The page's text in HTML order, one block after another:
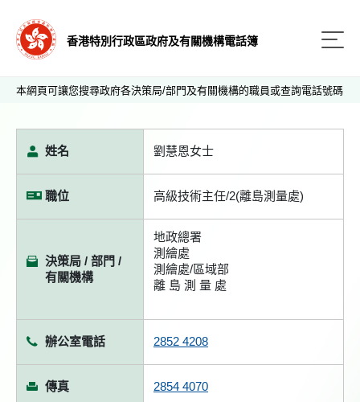
香港特別行政區政府及有關機構電話簿
本網頁可讓您搜尋政府各決策局/部門及有關機構的職員或查詢電話號碼
姓名 劉慧恩女士
職位 高級技術主任/2(離島測量處)
決策局 / 部門 /
有關機構
地政總署
測繪處
測繪處/區域部
離 島 測 量 處
辦公室電話 2852 4208
傳真 2854 4070